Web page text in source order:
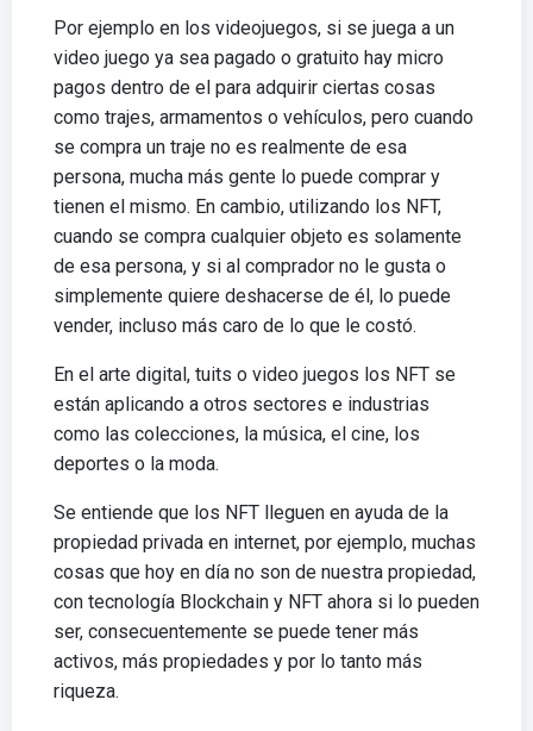
Por ejemplo en los videojuegos, si se juega a un
video juego ya sea pagado o gratuito hay micro
pagos dentro de el para adquirir ciertas cosas
como trajes, armamentos o vehículos, pero cuando
se compra un traje no es realmente de esa
persona, mucha más gente lo puede comprar y
tienen el mismo. En cambio, utilizando los NFT,
cuando se compra cualquier objeto es solamente
de esa persona, y si al comprador no le gusta o
simplemente quiere deshacerse de él, lo puede
vender, incluso más caro de lo que le costó.
En el arte digital, tuits o video juegos los NFT se
están aplicando a otros sectores e industrias
como las colecciones, la música, el cine, los
deportes o la moda.
Se entiende que los NFT lleguen en ayuda de la
propiedad privada en internet, por ejemplo, muchas
cosas que hoy en día no son de nuestra propiedad,
con tecnología Blockchain y NFT ahora si lo pueden
ser, consecuentemente se puede tener más
activos, más propiedades y por lo tanto más
riqueza.